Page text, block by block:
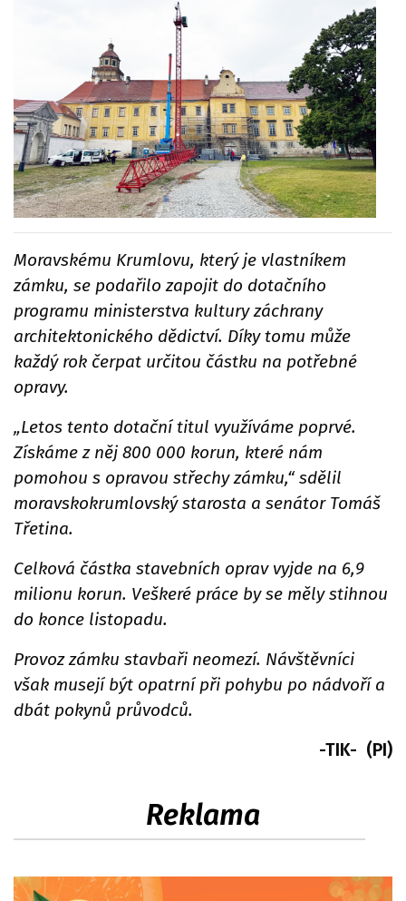
Moravskému Krumlovu, který je vlastníkem
zámku, se podařilo zapojit do dotačního
programu ministerstva kultury záchrany
architektonického dědictví. Díky tomu může
každý rok čerpat určitou částku na potřebné
opravy.
„Letos tento dotační titul využíváme poprvé.
Získáme z něj 800 000 korun, které nám
pomohou s opravou střechy zámku,“ sdělil
moravskokrumlovský starosta a senátor Tomáš
Třetina.
Celková částka stavebních oprav vyjde na 6,9
milionu korun. Veškeré práce by se měly stihnou
do konce listopadu.
Provoz zámku stavbaři neomezí. Návštěvníci
však musejí být opatrní při pohybu po nádvoří a
dbát pokynů průvodců.
-TIK- (PI)
Reklama